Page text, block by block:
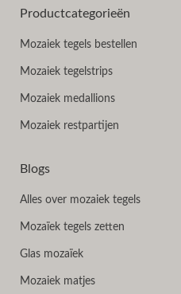
Productcategorieën
Mozaiek tegels bestellen
Mozaiek tegelstrips
Mozaiek medallions
Mozaiek restpartijen
Blogs
Alles over mozaiek tegels
Mozaïek tegels zetten
Glas mozaïek
Mozaiek matjes